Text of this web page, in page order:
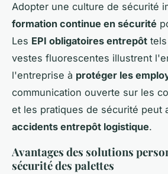
Adopter une culture de sécurité
formation continue en sécurité
Les EPI obligatoires entrepôt
vestes fluorescentes illustrent
l'entreprise à protéger les
communication ouverte sur les
et les pratiques de sécurité peut
accidents entrepôt logistique.
Avantages des solutions
sécurité des palettes